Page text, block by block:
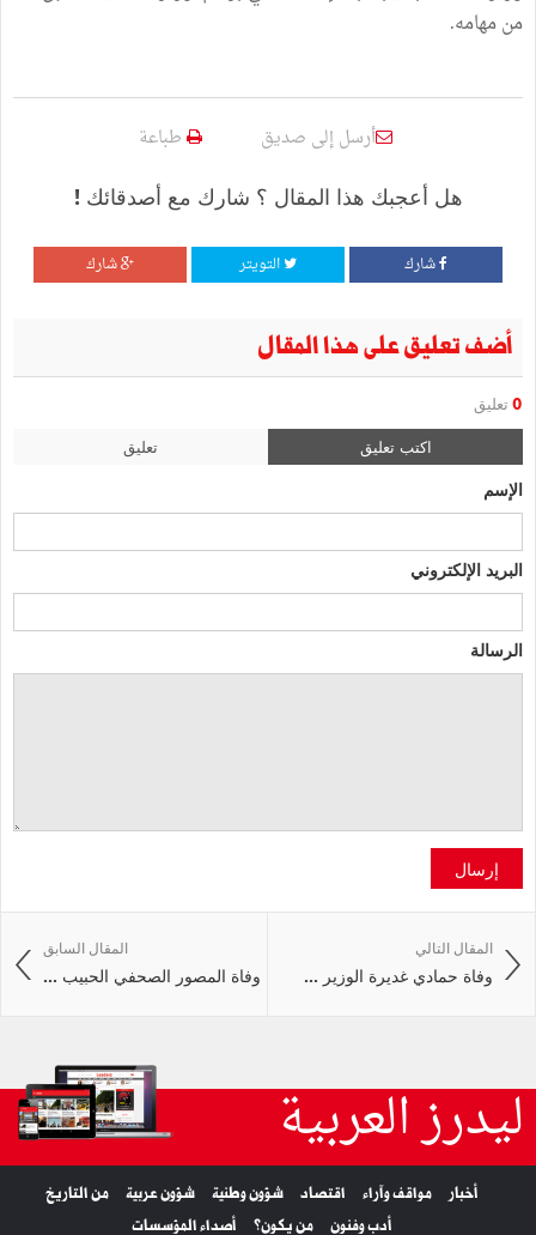
من مهامه.
أرسل إلى صديق طباعة
هل أعجبك هذا المقال ؟ شارك مع أصدقائك !
شارك التويتر شارك
أضف تعليق على هذا المقال
0 تعليق
اكتب تعليق تعليق
الإسم
البريد الإلكتروني
الرسالة
إرسال
المقال السابق
وفاة المصور الصحفي الحبيب ...
المقال التالي
وفاة حمادي غديرة الوزير ...
ليدرز العربية
أخبار مواقف وآراء اقتصاد شؤون وطنية شؤون عربية
من التاريخ
أدب وفنون
من يكون؟ أصداء المؤسسات